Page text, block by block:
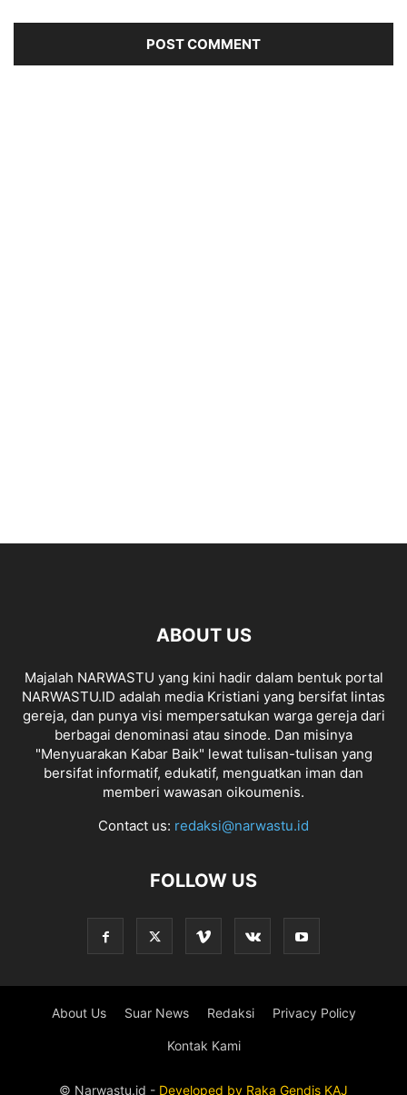
ABOUT US
Majalah NARWASTU yang kini hadir dalam bentuk portal
NARWASTU.ID adalah media Kristiani yang bersifat lintas
gereja, dan punya visi mempersatukan warga gereja dari
berbagai denominasi atau sinode. Dan misinya
"Menyuarakan Kabar Baik" lewat tulisan-tulisan yang
bersifat informatif, edukatif, menguatkan iman dan
memberi wawasan oikoumenis.
Contact us: redaksi@narwastu.id
FOLLOW US
About Us Suar News Redaksi Privacy Policy
Kontak Kami
© Narwastu.id - Developed by Raka Gendis KAJ